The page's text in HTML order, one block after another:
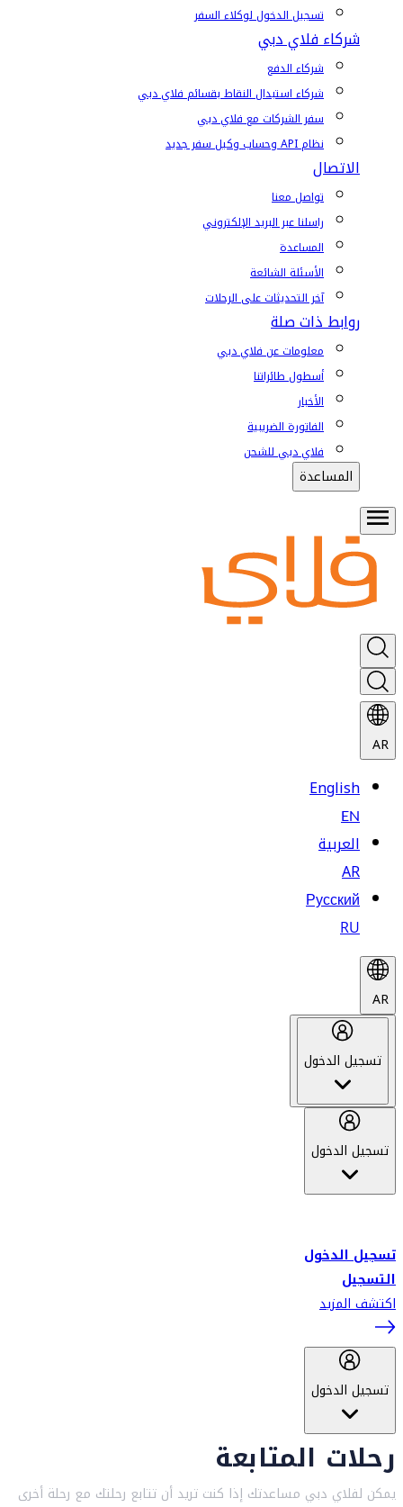
تسجيل الدخول لوكلاء السفر
شركاء فلاي دبي
شركاء الدفع
شركاء استبدال النقاط بقسائم فلاي دبي
سفر الشركات مع فلاي دبي
نظام API وحساب وكيل سفر جديد
الاتصال
تواصل معنا
راسلنا عبر البريد الإلكتروني
المساعدة
الأسئلة الشائعة
آخر التحديثات على الرحلات
روابط ذات صلة
معلومات عن فلاي دبي
أسطول طائراتنا
الأخبار
الفاتورة الضريبية
فلاي دبي للشحن
المساعدة
AR
English
EN
العربية
AR
Русский
RU
AR
تسجيل الدخول
تسجيل الدخول
تسجيل الدخول
التسجيل
اكتشف المزيد
تسجيل الدخول
رحلات المتابعة
يمكن لفلاي دبي مساعدتك إذا كنت تريد أن تتابع رحلتك مع رحلة أخرى